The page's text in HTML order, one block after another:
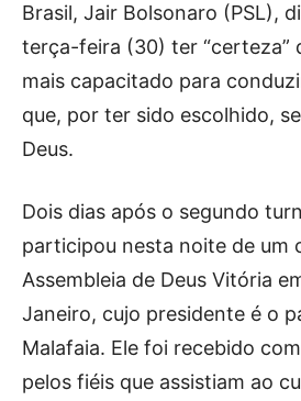
Brasil, Jair Bolsonaro (PSL),
terça-feira (30) ter “certeza”
mais capacitado para
que, por ter sido escolhido,
Deus.
Dois dias após o segundo
participou nesta noite de um
Assembleia de Deus Vitória
Janeiro, cujo presidente é o
Malafaia. Ele foi recebido
pelos fiéis que assistiam ao